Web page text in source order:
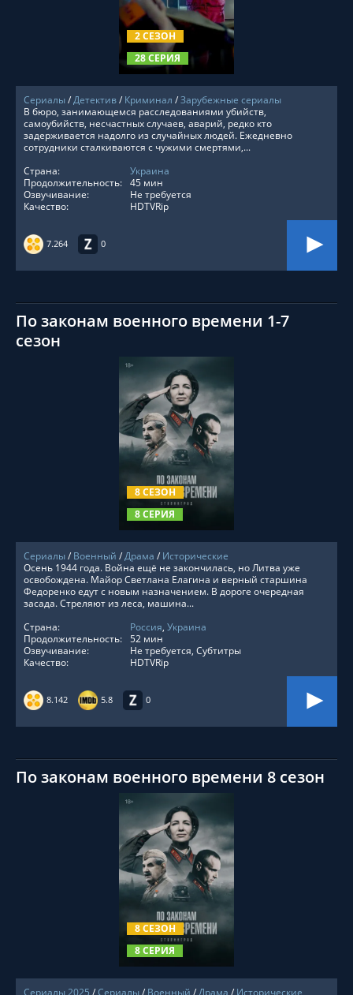
2 СЕЗОН
28 СЕРИЯ
СМОТРЕТЬ ОНЛАЙН
Сериалы/Детектив/ Криминал /Зарубежные сериалы
7.264 0
В бюро, занимающемся расследованиями убийств,
самоубийств, несчастных случаев, аварий, редко кто
задерживается надолго из случайных людей. Ежедневно
сотрудники сталкиваются с чужими смертями,...
Страна:
Украина
Продолжительность: 45 мин
Озвучивание:
Не требуется
Качество:
HDTVRip
По законам военного времени 1-7
сезон
8 СЕЗОН
8 СЕРИЯ
СМОТРЕТЬ ОНЛАЙН
Сериалы/ Военный /Драма / Исторические
8.142 5.8 0
Осень 1944 года. Война ещё не закончилась, но Литва уже
освобождена. Майор Светлана Елагина и верный старшина
Федоренко едут с новым назначением. В дороге очередная
засада. Стреляют из леса, машина...
Страна:
Россия, Украина
Продолжительность: 52 мин
Озвучивание:
Не требуется, Субтитры
Качество:
HDTVRip
По законам военного времени 8 сезон
8 СЕЗОН
8 СЕРИЯ
СМОТРЕТЬ ОНЛАЙН
Сериалы 2025 /Сериалы/ Военный / Драма / Исторические